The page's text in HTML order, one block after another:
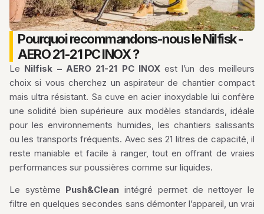
Pourquoi recommandons-nous le Nilfisk -
AERO 21-21 PC INOX ?
Le Nilfisk – AERO 21-21 PC INOXest l’un des meilleurs
choix si vous cherchez un aspirateur de chantier compact
mais ultra résistant. Sa cuve en acier inoxydable lui confère
une solidité bien supérieure aux modèles standards, idéale
pour les environnements humides, les chantiers salissants
ou les transports fréquents. Avec ses 21 litres de capacité, il
reste maniable et facile à ranger, tout en offrant de vraies
performances sur poussières comme sur liquides.
Le système Push&Clean intégré permet de nettoyer le
filtre en quelques secondes sans démonter l’appareil, un vrai